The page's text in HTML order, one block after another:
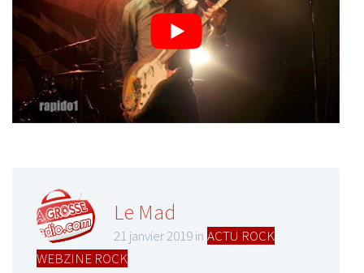
Le Mad
21 janvier 2019 in ACTU ROCK
WEBZINE ROCK